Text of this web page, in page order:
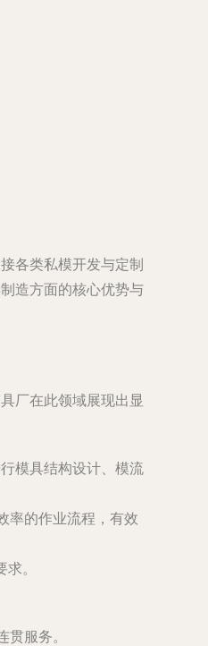
各类私模开发与定制
造方面的核心优势与
厂在此领域展现出显
模具结构设计、模流
率的作业流程，有效
。
服务。